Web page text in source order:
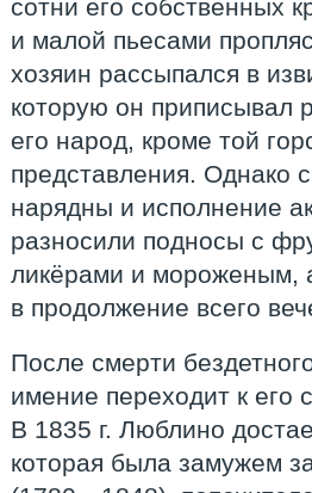
сотни его собственных
и малой пьесами
хозяин рассыпался в
которую он приписывал
его народ, кроме той
представления. Однако
нарядны и исполнение
разносили подносы с
ликёрами и мороженым,
в продолжение всего
После смерти
имение переходит к его
В 1835 г. Люблино
которая была замужем